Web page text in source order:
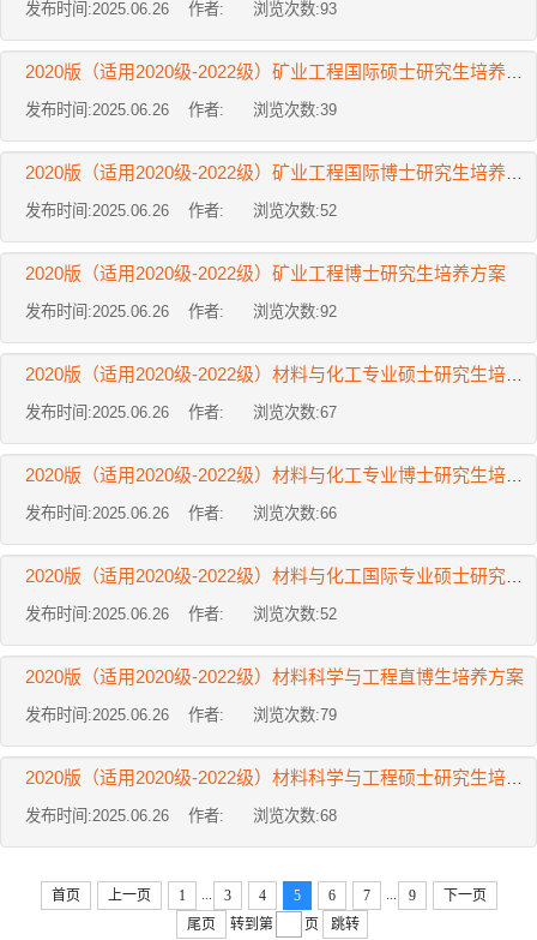
发布时间:2025.06.26 作者: 浏览次数:93
2020版（适用2020级-2022级）矿业工程国际硕士研究生培养方案
发布时间:2025.06.26 作者: 浏览次数:39
2020版（适用2020级-2022级）矿业工程国际博士研究生培养方案
发布时间:2025.06.26 作者: 浏览次数:52
2020版（适用2020级-2022级）矿业工程博士研究生培养方案
发布时间:2025.06.26 作者: 浏览次数:92
2020版（适用2020级-2022级）材料与化工专业硕士研究生培养方案
发布时间:2025.06.26 作者: 浏览次数:67
2020版（适用2020级-2022级）材料与化工专业博士研究生培养方案
发布时间:2025.06.26 作者: 浏览次数:66
2020版（适用2020级-2022级）材料与化工国际专业硕士研究生培养方案
发布时间:2025.06.26 作者: 浏览次数:52
2020版（适用2020级-2022级）材料科学与工程直博生培养方案
发布时间:2025.06.26 作者: 浏览次数:79
2020版（适用2020级-2022级）材料科学与工程硕士研究生培养方案
发布时间:2025.06.26 作者: 浏览次数:68
首页 上一页 1 ... 3 4 5 6 7 ... 9
下一页
尾页
转到第 页 跳转